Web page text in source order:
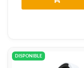
DISPONIBLE